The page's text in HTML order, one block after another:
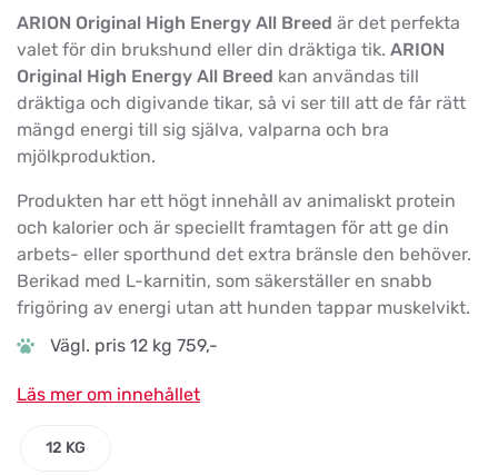
ARION Original High Energy All Breed är det perfekta
valet för din brukshund eller din dräktiga tik. ARION
Original High Energy All Breed kan användas till
dräktiga och digivande tikar, så vi ser till att de får rätt
mängd energi till sig själva, valparna och bra
mjölkproduktion.
Produkten har ett högt innehåll av animaliskt protein
och kalorier och är speciellt framtagen för att ge din
arbets- eller sporthund det extra bränsle den behöver.
Berikad med L-karnitin, som säkerställer en snabb
frigöring av energi utan att hunden tappar muskelvikt.
Vägl. pris 12 kg 759,-
Läs mer om innehållet
12 KG